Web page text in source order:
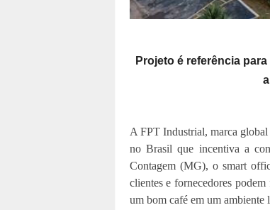
Projeto é referência
A FPT Industrial, marca
no Brasil que incentiva a
Contagem (MG), o smart
clientes e fornecedores
um bom café em um ambiente